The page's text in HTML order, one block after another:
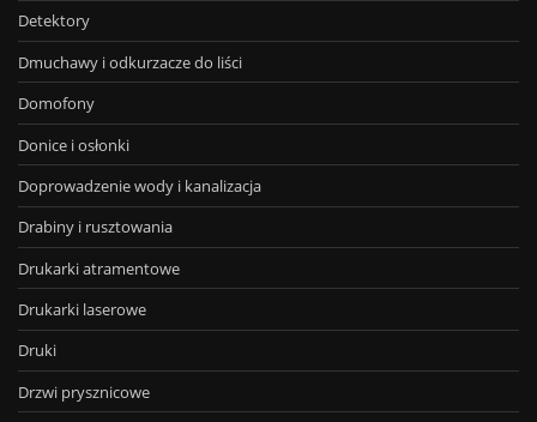
Detektory
Dmuchawy i odkurzacze do liści
Domofony
Donice i osłonki
Doprowadzenie wody i kanalizacja
Drabiny i rusztowania
Drukarki atramentowe
Drukarki laserowe
Druki
Drzwi prysznicowe